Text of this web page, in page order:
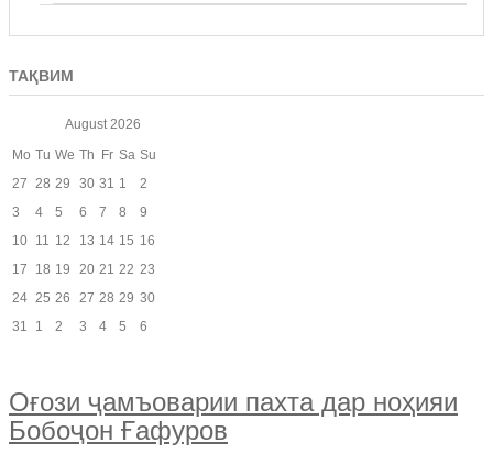
ТАҚВИМ
August 2026
Mo Tu We Th Fr Sa Su
27 28 29 30 31 1
2
3
4 5 6 7 8
9
10 11 12 13 14 15 16
17
18 19 20 21 22 23
24 25 26 27 28 29 30
31
1 2 3 4 5 6
Оғози ҷамъоварии пахта дар ноҳияи
Бобоҷон Ғафуров